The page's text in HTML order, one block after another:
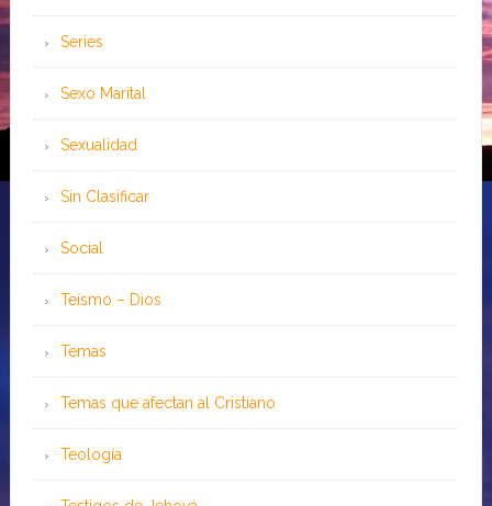
Series
Sexo Marital
Sexualidad
Sin Clasificar
Social
Teísmo – Dios
Temas
Temas que afectan al Cristiano
Teología